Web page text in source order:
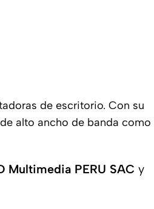
de escritorio. Con su
alto ancho de banda como
Multimedia PERU SAC y